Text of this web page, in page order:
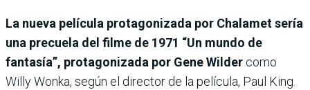
La nueva película protagonizada por Chalamet sería
una precuela del filme de 1971 “Un mundo de
fantasía”, protagonizada por Gene Wilder como
Willy Wonka, según el director de la película, Paul King.